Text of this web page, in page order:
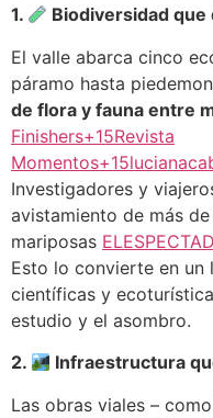
1.
Biodiversidad
El valle abarca cinco
páramo hasta
de flora y fauna entre
Finishers+15Revista
Investigadores y
avistamiento de más
mariposas
Esto lo convierte en
científicas y
estudio y el asombro.
2.
Infraestructura
Las obras viales –